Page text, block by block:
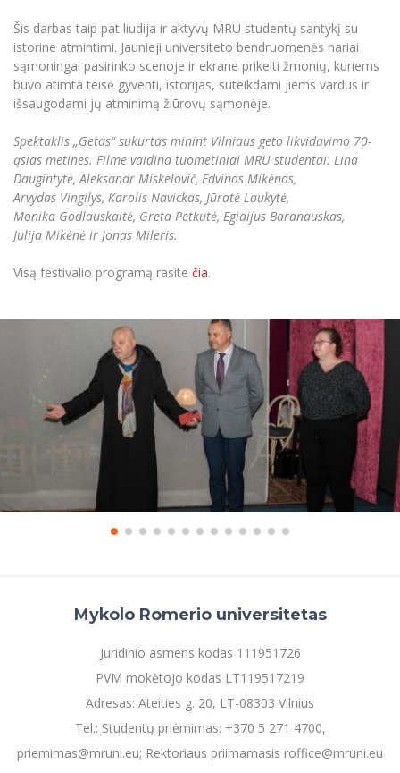
Šis darbas taip pat liudija ir aktyvų MRU studentų santykį su
istorine atmintimi. Jaunieji universiteto bendruomenės nariai
sąmoningai pasirinko scenoje ir ekrane prikelti žmonių, kuriems
buvo atimta teisė gyventi, istorijas, suteikdami jiems vardus ir
išsaugodami jų atminimą žiūrovų sąmonėje.
Spektaklis „Getas“ sukurtas minint Vilniaus geto likvidavimo 70-
ąsias metines. Filme vaidina tuometiniai MRU studentai: Lina
Daugintytė, Aleksandr Miskelovič, Edvinas Mikėnas,
Arvydas Vingilys, Karolis Navickas, Jūratė Laukytė,
Monika Godlauskaitė, Greta Petkutė, Egidijus Baranauskas,
Julija Mikėnė ir Jonas Mileris.
Visą festivalio programą rasite čia.
Mykolo Romerio universitetas
Juridinio asmens kodas 111951726
PVM mokėtojo kodas LT119517219
Adresas: Ateities g. 20, LT-08303 Vilnius
Tel.: Studentų priėmimas: +370 5 271 4700,
priemimas@mruni.eu; Rektoriaus priimamasis roffice@mruni.eu